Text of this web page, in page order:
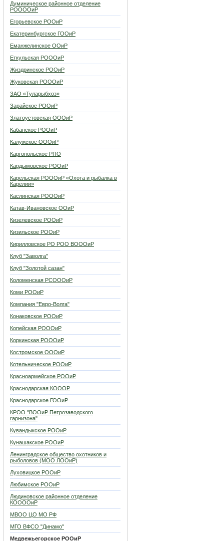
Думиническое районное отделение
РООООиР
Егорьевское РООиР
Екатеринбургское ГООиР
Еманжелинское ООиР
Еткульская РОООиР
Жиздринское РООиР
Жуковская РОООиР
ЗАО «Туларыбхоз»
Зарайское РООиР
Златоустовская ОООиР
Кабанское РООиР
Калужское ОООиР
Каргопольское РПО
Кардымовское РООиР
Карельская РОООиР «Охота и рыбалка в
Карелии»
Каслинская РОООиР
Катав-Ивановское ООиР
Кизелевское РООиР
Кизильское РООиР
Кирилловское РО РОО ВОООиР
Клуб "Заволга"
Клуб "Золотой сазан"
Коломенская РСОООиР
Коми РООиР
Компания "Евро-Волга"
Конаковское РООиР
Копейская РОООиР
Коркинская РОООиР
Костромское ОООиР
Котельническое РООиР
Красноармейское РООиР
Краснодарская КОООР
Краснодарское ГООиР
КРОО "ВООиР Петрозаводского
гарнизона"
Кувандыкское РООиР
Кунашакское РООиР
Ленинградское общество охотников и
рыболовов (МОО ЛООиР)
Луховицкое РООиР
Любимское РООиР
Людиновское районное отделение
КООООиР
МВОО ЦО МО РФ
МГО ВФСО "Динамо"
Медвежьегорское РООиР